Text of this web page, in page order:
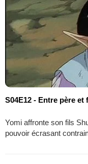
S04E12 - Entre père et
Yomi affronte son fils
pouvoir écrasant